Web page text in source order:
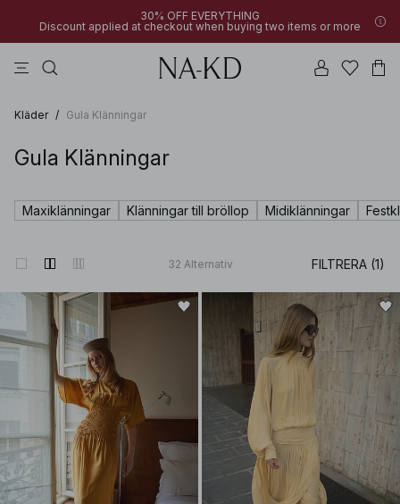
30% OFF EVERYTHING
Discount applied at checkout when buying two items or more
Kläder / Gula Klänningar
Gula Klänningar
Maxiklänningar Klänningar till bröllop Midiklänningar
32 Alternativ FILTRERA (1)